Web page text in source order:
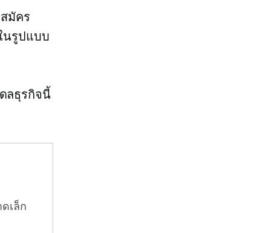
มัคร
นรูปแบบ
ลธุรกิจนี้
เล็ก